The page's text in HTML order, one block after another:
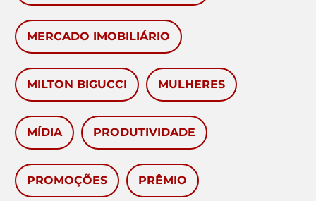
MERCADO IMOBILIÁRIO
MILTON BIGUCCI MULHERES
MÍDIA PRODUTIVIDADE
PROMOÇÕES PRÊMIO